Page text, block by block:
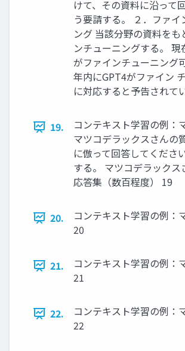
けて、その資料に沿って
う要請する。 ２．ファイ
ング 当該分野の資料をも
ンチューニングする。 現
がファインチューニング
年内にGPT4がファイン
に対応すると予告されて
19.
コンテキスト学習の例：
マツコデラックスさんの
に倣って回答してくださ
する。 マツコデラックス
応答集（数百程度） 19
20.
コンテキスト学習の例：
20
21.
コンテキスト学習の例：
21
22.
コンテキスト学習の例：
22